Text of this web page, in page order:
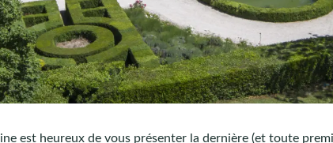
est heureux de vous présenter la dernière (et toute